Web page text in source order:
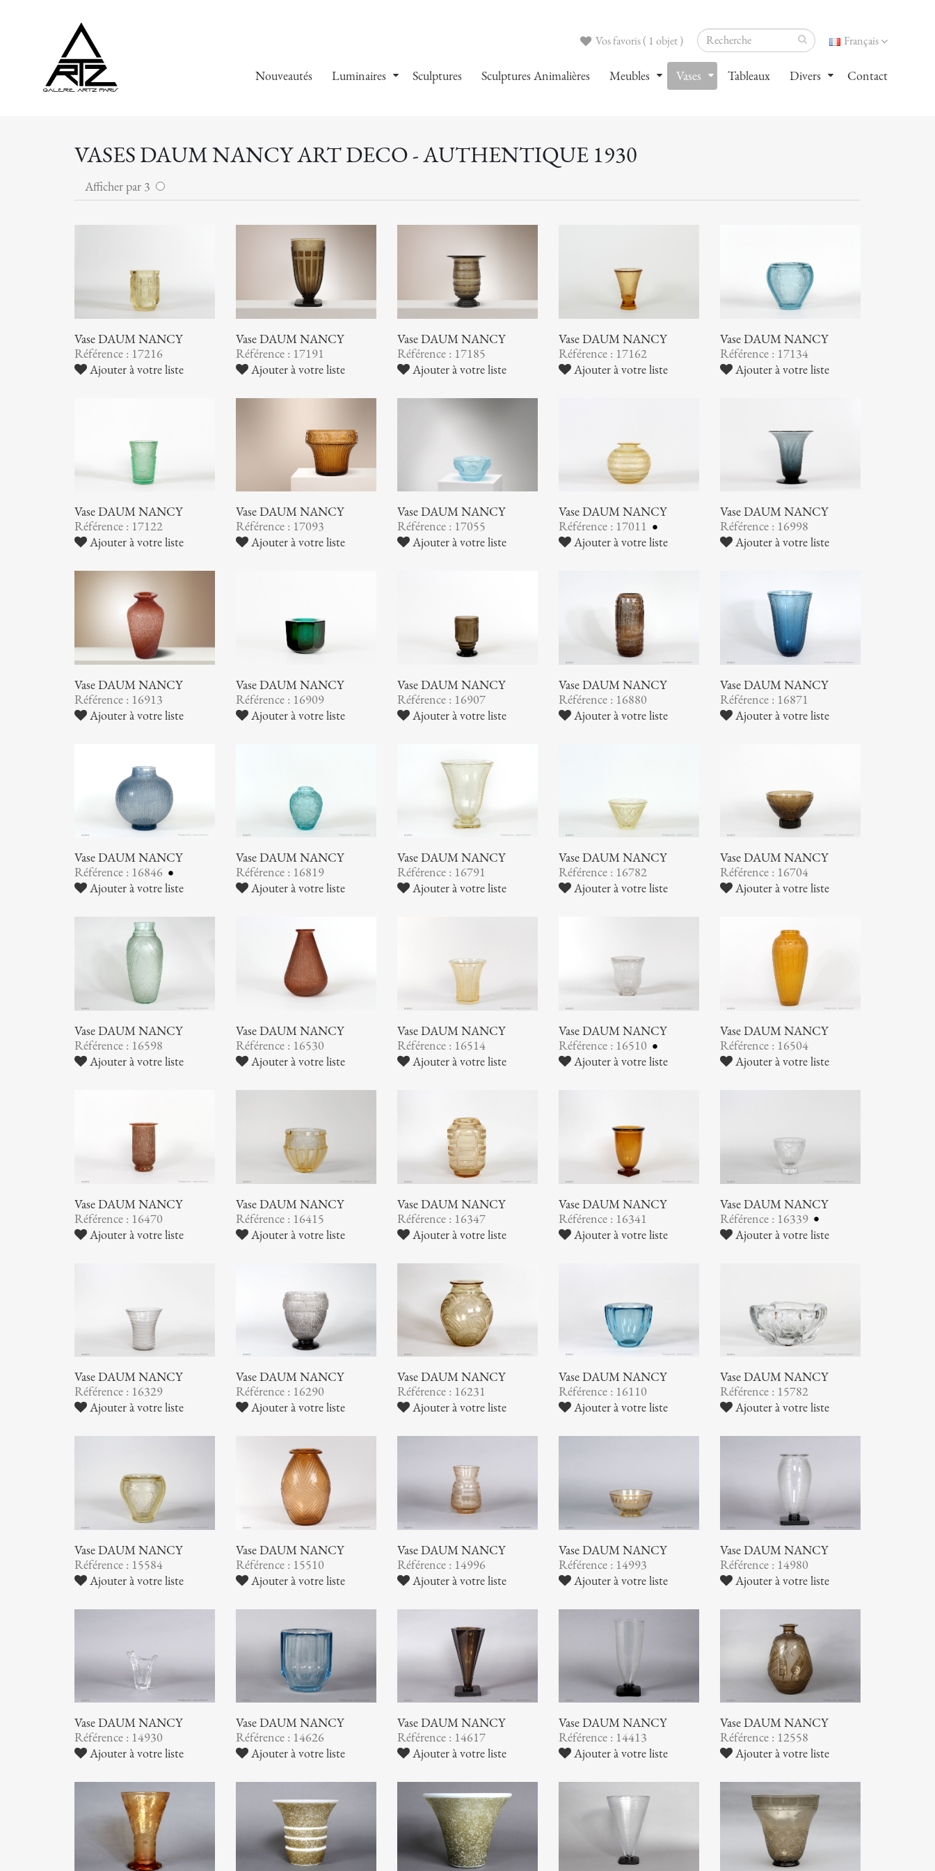
Français
Vos favoris ( 1 objet )
Nouveautés Luminaires Sculptures Sculptures Animalières Meubles Vases Tableaux Divers Contact
VASES DAUM NANCY ART DECO - AUTHENTIQUE 1930
Afficher par 3
Vase DAUM NANCY
Référence : 17216
Ajouter à votre liste
Vase DAUM NANCY
Référence : 17191
Ajouter à votre liste
Vase DAUM NANCY
Référence : 17185
Ajouter à votre liste
Vase DAUM NANCY
Référence : 17162
Ajouter à votre liste
Vase DAUM NANCY
Référence : 17134
Ajouter à votre liste
Vase DAUM NANCY
Référence : 17122
Ajouter à votre liste
Vase DAUM NANCY
Référence : 17093
Ajouter à votre liste
Vase DAUM NANCY
Référence : 17055
Ajouter à votre liste
Vase DAUM NANCY
Référence : 17011
Ajouter à votre liste
Vase DAUM NANCY
Référence : 16998
Ajouter à votre liste
Vase DAUM NANCY
Référence : 16913
Ajouter à votre liste
Vase DAUM NANCY
Référence : 16909
Ajouter à votre liste
Vase DAUM NANCY
Référence : 16907
Ajouter à votre liste
Vase DAUM NANCY
Référence : 16880
Ajouter à votre liste
Vase DAUM NANCY
Référence : 16871
Ajouter à votre liste
Vase DAUM NANCY
Référence : 16846
Ajouter à votre liste
Vase DAUM NANCY
Référence : 16819
Ajouter à votre liste
Vase DAUM NANCY
Référence : 16791
Ajouter à votre liste
Vase DAUM NANCY
Référence : 16782
Ajouter à votre liste
Vase DAUM NANCY
Référence : 16704
Ajouter à votre liste
Vase DAUM NANCY
Référence : 16598
Ajouter à votre liste
Vase DAUM NANCY
Référence : 16530
Ajouter à votre liste
Vase DAUM NANCY
Référence : 16514
Ajouter à votre liste
Vase DAUM NANCY
Référence : 16510
Ajouter à votre liste
Vase DAUM NANCY
Référence : 16504
Ajouter à votre liste
Vase DAUM NANCY
Référence : 16470
Ajouter à votre liste
Vase DAUM NANCY
Référence : 16415
Ajouter à votre liste
Vase DAUM NANCY
Référence : 16347
Ajouter à votre liste
Vase DAUM NANCY
Référence : 16341
Ajouter à votre liste
Vase DAUM NANCY
Référence : 16339
Ajouter à votre liste
Vase DAUM NANCY
Référence : 16329
Ajouter à votre liste
Vase DAUM NANCY
Référence : 16290
Ajouter à votre liste
Vase DAUM NANCY
Référence : 16231
Ajouter à votre liste
Vase DAUM NANCY
Référence : 16110
Ajouter à votre liste
Vase DAUM NANCY
Référence : 15782
Ajouter à votre liste
Vase DAUM NANCY
Référence : 15584
Ajouter à votre liste
Vase DAUM NANCY
Référence : 15510
Ajouter à votre liste
Vase DAUM NANCY
Référence : 14996
Ajouter à votre liste
Vase DAUM NANCY
Référence : 14993
Ajouter à votre liste
Vase DAUM NANCY
Référence : 14980
Ajouter à votre liste
Vase DAUM NANCY
Référence : 14930
Ajouter à votre liste
Vase DAUM NANCY
Référence : 14626
Ajouter à votre liste
Vase DAUM NANCY
Référence : 14617
Ajouter à votre liste
Vase DAUM NANCY
Référence : 14413
Ajouter à votre liste
Vase DAUM NANCY
Référence : 12558
Ajouter à votre liste